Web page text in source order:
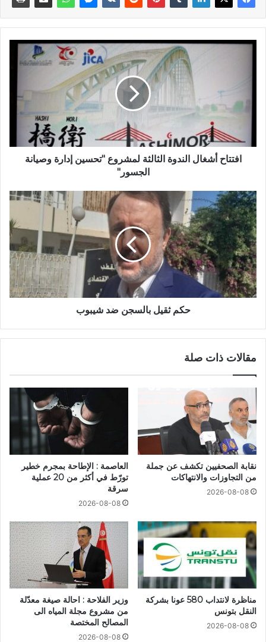
افتتاح أشغال الندوة الثالثة لمشروع "تحسين إدارة وصيانة
الجسور"
حكم ثقيل بالسجن ضد شيبوب
مقالات ذات صلة
نقابة الصحفيين تكشف عن جملة
من التجاوزات والانتهاكات
2026-08-08
العاصمة : الإطاحة بمجرم خطير
تورّط في أكثر من 20 عملية
سرقة
2026-08-08
مناظرة لانتداب 580 عونا بشركة
النقل بتونس
2026-08-08
وزير الفلاحة : احالة صيغة معدّلة
من مشروع مجلة المياه الى
المصالح المختصة
2026-08-08